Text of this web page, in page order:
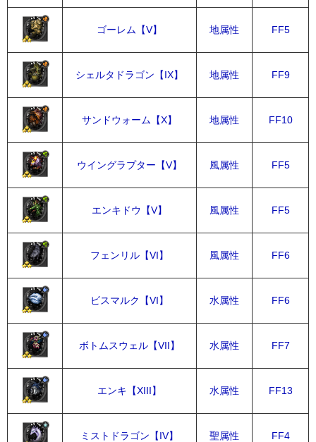
ゴーレム【V】 地属性 FF5
シェルタドラゴン【IX】 地属性 FF9
サンドウォーム【X】 地属性 FF10
ウイングラプター【V】 風属性 FF5
エンキドウ【V】 風属性 FF5
フェンリル【VI】 風属性 FF6
ビスマルク【VI】 水属性 FF6
ボトムスウェル【VII】 水属性 FF7
エンキ【XIII】 水属性 FF13
ミストドラゴン【IV】 聖属性 FF4